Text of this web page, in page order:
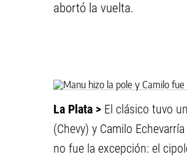
abortó la vuelta.
La Plata > El clásico tuvo
(Chevy) y Camilo
no fue la excepción: el